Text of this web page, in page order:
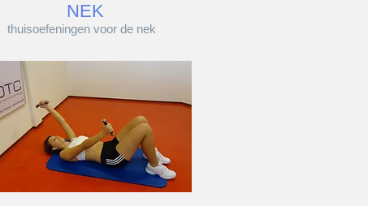
thuisoefeningen voor de nek
NEK